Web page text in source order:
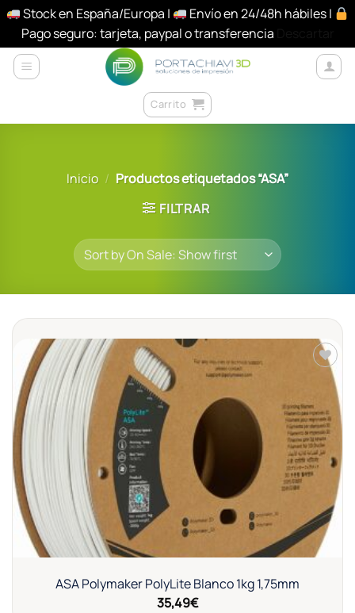
Stock en España/Europa |
Envío en 24/48h hábiles |
Pago seguro: tarjeta, paypal o transferencia
Saltar
Carrito
Inicio / Productos etiquetados “ASA”
FILTRAR
Añadir
deseos
ASA Polymaker PolyLite Blanco 1kg 1,75mm
35,49€